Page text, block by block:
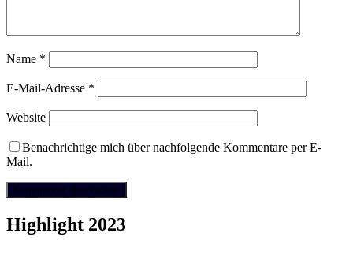
Name *
E-Mail-Adresse *
Website
Benachrichtige mich über nachfolgende Kommentare per E-
Mail.
Highlight 2023